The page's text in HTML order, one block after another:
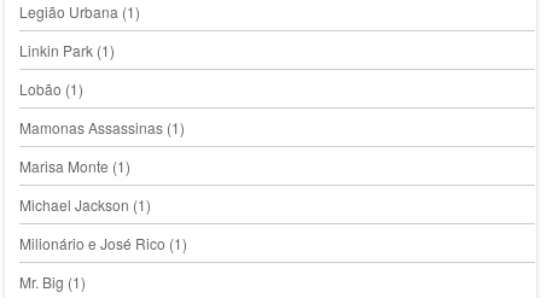
Legião Urbana (1)
Linkin Park(1)
Lobão (1)
Mamonas Assassinas(1)
Marisa Monte (1)
Michael Jackson (1)
Milionário e José Rico (1)
Mr. Big (1)